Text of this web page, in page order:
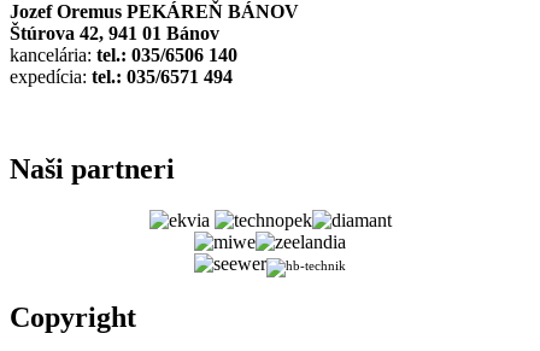
Jozef Oremus PEKÁREŇ BÁNOV
Štúrova 42, 941 01 Bánov
kancelária: tel.: 035/6506 140
expedícia: tel.: 035/6571 494
Naši partneri
Copyright